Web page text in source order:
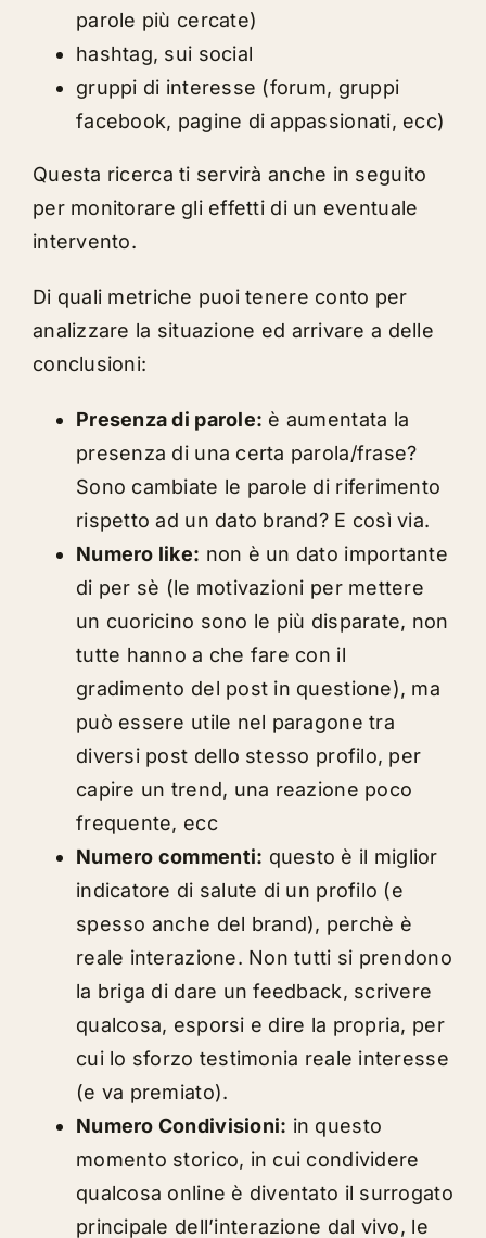
parole più cercate)
hashtag, sui social
gruppi di interesse (forum, gruppi
facebook, pagine di appassionati, ecc)
Questa ricerca ti servirà anche in seguito
per monitorare gli effetti di un eventuale
intervento.
Di quali metriche puoi tenere conto per
analizzare la situazione ed arrivare a delle
conclusioni:
Presenza di parole: è aumentata la
presenza di una certa parola/frase?
Sono cambiate le parole di riferimento
rispetto ad un dato brand? E così via.
Numero like: non è un dato importante
di per sè (le motivazioni per mettere
un cuoricino sono le più disparate, non
tutte hanno a che fare con il
gradimento del post in questione), ma
può essere utile nel paragone tra
diversi post dello stesso profilo, per
capire un trend, una reazione poco
frequente, ecc
Numero commenti: questo è il miglior
indicatore di salute di un profilo (e
spesso anche del brand), perchè è
reale interazione. Non tutti si prendono
la briga di dare un feedback, scrivere
qualcosa, esporsi e dire la propria, per
cui lo sforzo testimonia reale interesse
(e va premiato).
Numero Condivisioni: in questo
momento storico, in cui condividere
qualcosa online è diventato il surrogato
principale dell’interazione dal vivo, le